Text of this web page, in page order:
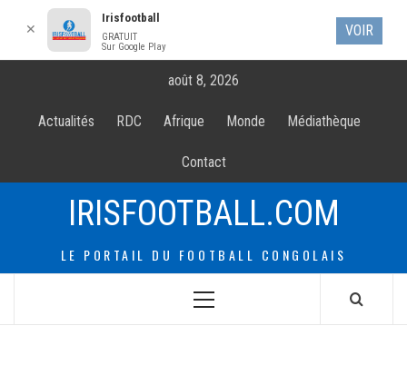
contenur
août 8, 2026
Actualités RDC Afrique Monde Médiathèque
Contact
IRISFOOTBALL.COM
LE PORTAIL DU FOOTBALL CONGOLAIS
Menu
✕
Irisfootball
GRATUIT
Sur Google Play
VOIR